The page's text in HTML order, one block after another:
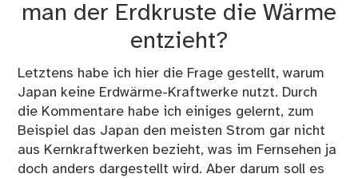
man der Erdkruste die Wärme
entzieht?
Letztens habe ich hier die Frage gestellt, warum
Japan keine Erdwärme-Kraftwerke nutzt. Durch
die Kommentare habe ich einiges gelernt, zum
Beispiel das Japan den meisten Strom gar nicht
aus Kernkraftwerken bezieht, was im Fernsehen ja
doch anders dargestellt wird. Aber darum soll es